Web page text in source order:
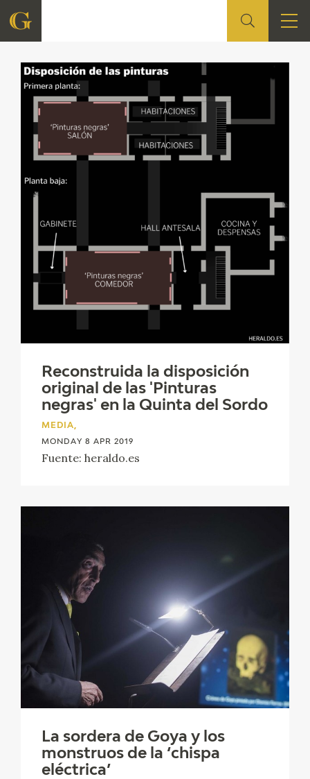
FOUNDATION
QUIENES SOMOS
CIDG
ACTUALIDAD
EL VIAJE DE GOYA
CATÁLOGO
PREMIO ARAGÓN GOYA
Reconstruida la disposición
original de las 'Pinturas
negras' en la Quinta del Sordo
MEDIA,
MONDAY 8 APR 2019
Fuente: heraldo.es
La sordera de Goya y los
monstruos de la ‘chispa
eléctrica’